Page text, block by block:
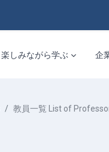
楽しみながら学ぶ 企
教員一覧 List of